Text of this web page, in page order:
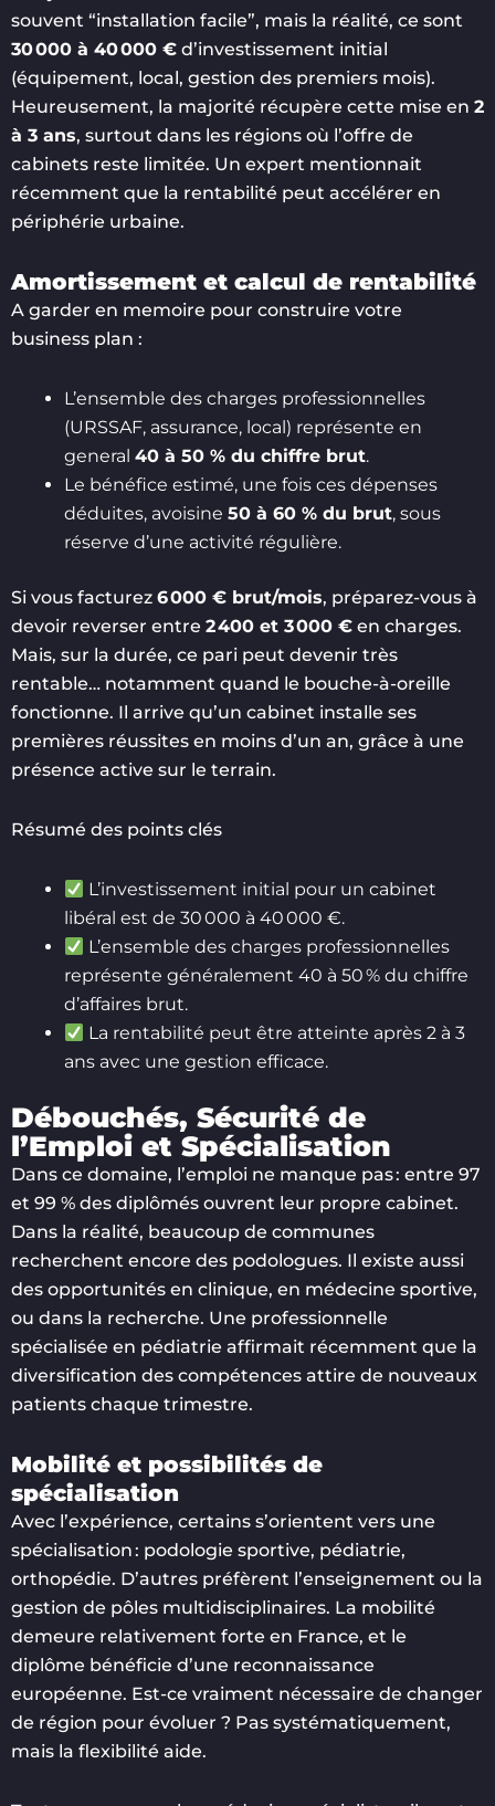
souvent “installation facile”, mais la réalité, ce sont
30 000 à 40 000 € d’investissement initial
(équipement, local, gestion des premiers mois).
Heureusement, la majorité récupère cette mise en 2
à 3 ans, surtout dans les régions où l’offre de
cabinets reste limitée. Un expert mentionnait
récemment que la rentabilité peut accélérer en
périphérie urbaine.
Amortissement et calcul de rentabilité
A garder en memoire pour construire votre
business plan :
L’ensemble des charges professionnelles
(URSSAF, assurance, local) représente en
general 40 à 50 % du chiffre brut.
Le bénéfice estimé, une fois ces dépenses
déduites, avoisine 50 à 60 % du brut, sous
réserve d’une activité régulière.
Si vous facturez 6 000 € brut/mois, préparez-vous à
devoir reverser entre 2 400 et 3 000 € en charges.
Mais, sur la durée, ce pari peut devenir très
rentable… notamment quand le bouche-à-oreille
fonctionne. Il arrive qu’un cabinet installe ses
premières réussites en moins d’un an, grâce à une
présence active sur le terrain.
Résumé des points clés
L’investissement initial pour un cabinet
libéral est de 30 000 à 40 000 €.
L’ensemble des charges professionnelles
représente généralement 40 à 50 % du chiffre
d’affaires brut.
La rentabilité peut être atteinte après 2 à 3
ans avec une gestion efficace.
Débouchés, Sécurité de
l’Emploi et Spécialisation
Dans ce domaine, l’emploi ne manque pas : entre 97
et 99 % des diplômés ouvrent leur propre cabinet.
Dans la réalité, beaucoup de communes
recherchent encore des podologues. Il existe aussi
des opportunités en clinique, en médecine sportive,
ou dans la recherche. Une professionnelle
spécialisée en pédiatrie affirmait récemment que la
diversification des compétences attire de nouveaux
patients chaque trimestre.
Mobilité et possibilités de
spécialisation
Avec l’expérience, certains s’orientent vers une
spécialisation : podologie sportive, pédiatrie,
orthopédie. D’autres préfèrent l’enseignement ou la
gestion de pôles multidisciplinaires. La mobilité
demeure relativement forte en France, et le
diplôme bénéficie d’une reconnaissance
européenne. Est-ce vraiment nécessaire de changer
de région pour évoluer ? Pas systématiquement,
mais la flexibilité aide.